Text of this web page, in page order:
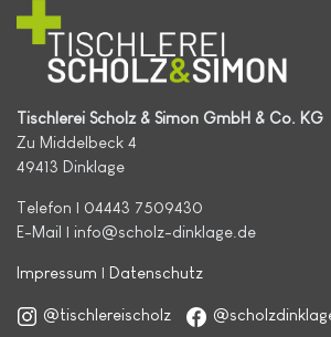
Tischlerei Scholz & Simon GmbH & Co. KG
Zu Middelbeck 4
49413 Dinklage
Telefon | 04443 7509430
E-Mail | info@scholz-dinklage.de
Impressum | Datenschutz
@tischlereischolz